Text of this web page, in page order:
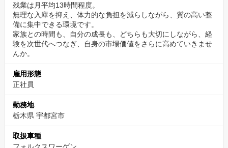
✅“チームで成果を出す”文化。人間関係に悩まない環
境
成果で評価される環境と聞くと、
しかし実際はその逆です。
・困っていれば自然と声がかかる
・整備士・営業・フロントが連携し、一丸となって対応する
残業は月平均13時間程度。
無理な入庫を抑え、体力的な負担を減らしながら、質の高い整
備に集中できる環境です。
家族との時間も、自分の成長も、どちらも大切にしながら、経
験を次世代へつなぎ、自身の市場価値をさらに高めていきませ
んか。
雇用形態
正社員
勤務地
栃木県 宇都宮市
取扱車種